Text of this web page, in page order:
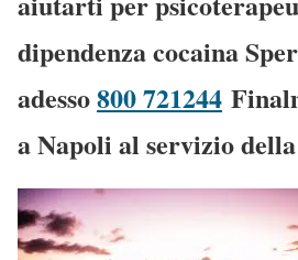
dipendenza cocaina
adesso800 721244
a Napoli al servizio